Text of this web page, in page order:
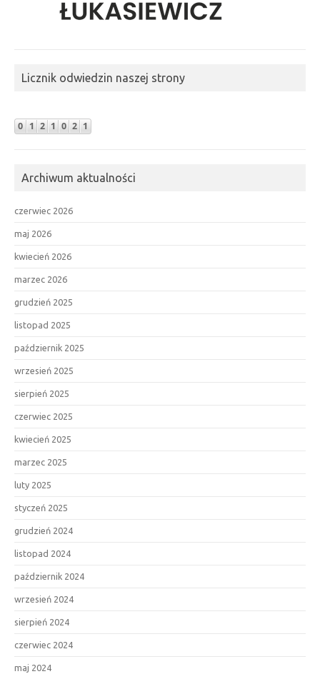
Licznik odwiedzin naszej strony
Archiwum aktualności
czerwiec 2026
maj 2026
kwiecień 2026
marzec 2026
grudzień 2025
listopad 2025
październik 2025
wrzesień 2025
sierpień 2025
czerwiec 2025
kwiecień 2025
marzec 2025
luty 2025
styczeń 2025
grudzień 2024
listopad 2024
październik 2024
wrzesień 2024
sierpień 2024
czerwiec 2024
maj 2024